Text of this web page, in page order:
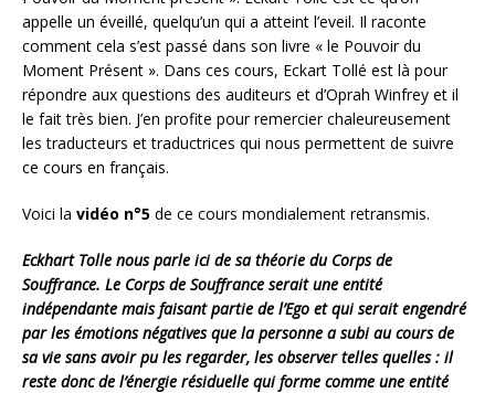
appelle un éveillé, quelqu’un qui a atteint l’eveil. Il raconte
comment cela s’est passé dans son livre « le Pouvoir du
Moment Présent ». Dans ces cours, Eckart Tollé est là pour
répondre aux questions des auditeurs et d’Oprah Winfrey et il
le fait très bien. J’en profite pour remercier chaleureusement
les traducteurs et traductrices qui nous permettent de suivre
ce cours en français.
Voici la vidéo n°5 de ce cours mondialement retransmis.
Eckhart Tolle nous parle ici de sa théorie du Corps de
Souffrance. Le Corps de Souffrance serait une entité
indépendante mais faisant partie de l’Ego et qui serait engendré
par les émotions négatives que la personne a subi au cours de
sa vie sans avoir pu les regarder, les observer telles quelles : il
reste donc de l’énergie résiduelle qui forme comme une entité